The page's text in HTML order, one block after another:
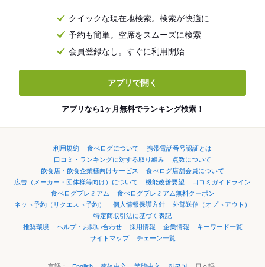
クイックな現在地検索。検索が快適に
予約も簡単。空席をスムーズに検索
会員登録なし。すぐに利用開始
アプリで開く
アプリなら1ヶ月無料でランキング検索！
利用規約 食べログについて
携帯電話番号認証とは
口コミ・ランキングに対する取り組み
点数について
飲食店・飲食企業様向けサービス
食べログ店舗会員について
広告（メーカー・団体様等向け）について
機能改善要望
口コミガイドライン
食べログプレミアム
食べログプレミアム無料クーポン
ネット予約（リクエスト予約）
個人情報保護方針
外部送信（オプトアウト）
特定商取引法に基づく表記
推奨環境
ヘルプ・お問い合わせ 採用情報 企業情報
キーワード一覧
サイトマップ
チェーン一覧